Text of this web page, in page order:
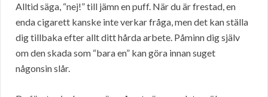
Alltid säga, “nej!” till jämn en puff. När du är frestad, en
enda cigarett kanske inte verkar fråga, men det kan ställa
dig tillbaka efter allt ditt hårda arbete. Påminn dig själv
om den skada som “bara en” kan göra innan suget
någonsin slår.